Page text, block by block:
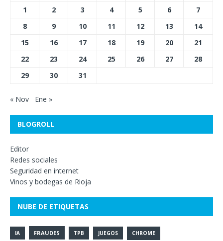
1
2 3 4 5 6
7
8
9 10 11 12 13
14
15
16 17 18 19 20
21
22
23 24 25 26 27
28
29
30 31
« Nov Ene »
BLOGROLL
Editor
Redes sociales
Seguridad en internet
Vinos y bodegas de Rioja
NUBE DE ETIQUETAS
IA FRAUDES TPB JUEGOS CHROME